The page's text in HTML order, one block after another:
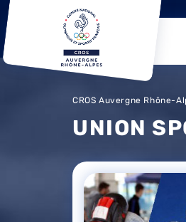
CROS Auvergne Rhône-
UNION